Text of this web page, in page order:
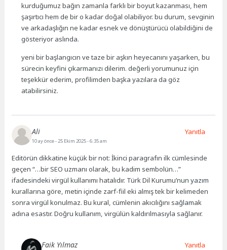
kurduğumuz bağın zamanla farklı bir boyut kazanması, hem
şaşırtıcı hem de bir o kadar doğal olabiliyor. bu durum, sevginin
ve arkadaşlığın ne kadar esnek ve dönüştürücü olabildiğini de
gösteriyor aslında.
yeni bir başlangıcın ve taze bir aşkın heyecanını yaşarken, bu
sürecin keyfini çıkarmanızı dilerim. değerli yorumunuz için
teşekkür ederim, profilimden başka yazılara da göz
atabilirsiniz.
Ali
10 ay önce- 25 Ekim 2025 - 6:35 am
Editörün dikkatine küçük bir not: İkinci paragrafın ilk cümlesinde
geçen “…bir SEO uzmanı olarak, bu kadim sembolün…”
ifadesindeki virgül kullanımı hatalıdır. Türk Dil Kurumu’nun yazım
kurallarına göre, metin içinde zarf-fiil eki almış tek bir kelimeden
sonra virgül konulmaz. Bu kural, cümlenin akıcılığını sağlamak
adına esastır. Doğru kullanım, virgülün kaldırılmasıyla sağlanır.
Yanıtla
Faik Yılmaz Yanıtla